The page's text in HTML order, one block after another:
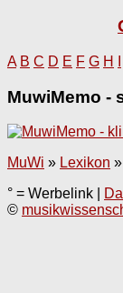
A B C D E F G H
MuwiMemo -
MuWi » Lexikon »
° = Werbelink |
©